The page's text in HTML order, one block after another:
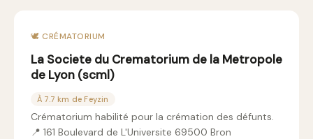
🕊️ CRÉMATORIUM
La Societe du Crematorium de la Metropole
de Lyon (scml)
À 7.7 km de Feyzin
Crématorium habilité pour la crémation des défunts.
📍 161 Boulevard de L'Universite 69500 Bron